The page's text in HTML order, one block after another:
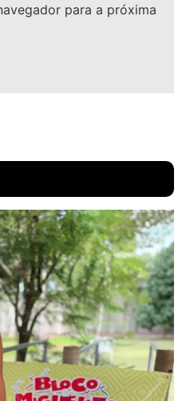
para a próxima